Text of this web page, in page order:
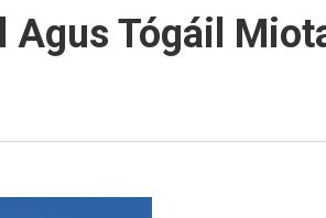
Tógáil